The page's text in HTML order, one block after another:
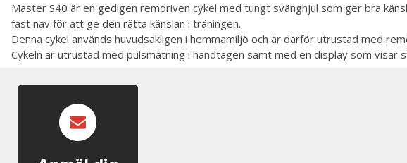
Master S40 är en gedigen remdriven cykel med tungt svänghjul som ger bra
fast nav för att ge den rätta känslan i träningen.
Denna cykel används huvudsakligen i hemmamiljö och är därför utrustad med
Cykeln är utrustad med pulsmätning i handtagen samt med en display som visar